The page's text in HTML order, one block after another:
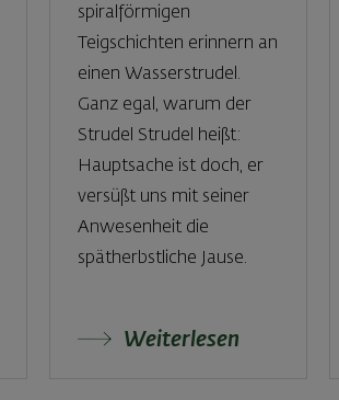
spiralförmigen
Teigschichten erinnern an
einen Wasserstrudel.
Ganz egal, warum der
Strudel Strudel heißt:
Hauptsache ist doch, er
versüßt uns mit seiner
Anwesenheit die
spätherbstliche Jause.
Weiterlesen